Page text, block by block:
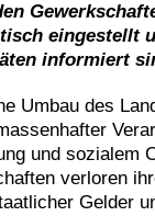
eingestellt
informiert
Umbau des
und sozialem
verloren
Gelder